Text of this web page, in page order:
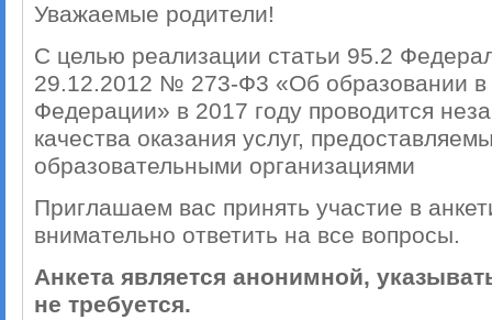
Уважаемые родители!
С целью реализации статьи 95.2
29.12.2012 № 273-Ф3 «Об образовании в
Федерации» в 2017 году проводится
качества оказания услуг,
образовательными организациями
Приглашаем вас принять участие в
внимательно ответить на все вопросы.
Анкета является анонимной,
не требуется.